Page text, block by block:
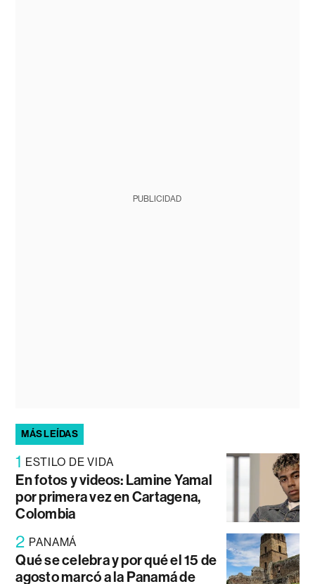
PUBLICIDAD
MÁS LEÍDAS
1 ESTILO DE VIDA
En fotos y videos: Lamine Yamal
por primera vez en Cartagena,
Colombia
2 PANAMÁ
Qué se celebra y por qué el 15 de
agosto marcó a la Panamá de